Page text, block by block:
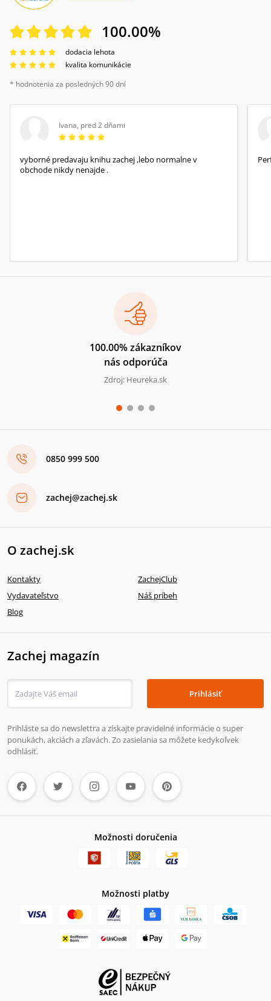
100.00%
dodacia lehota
kvalita komunikácie
* hodnotenia za posledných 90 dní
Ivana, pred 2 dňami
vyborné predavaju knihu zachej ,lebo normalne v
obchode nikdy nenajde .
100.00% zákazníkov
nás odporúča
Zdroj: Heureka.sk
0850 999 500
zachej@zachej.sk
O zachej.sk
Kontakty
ZachejClub
Vydavateľstvo
Náš príbeh
Blog
Zachej magazín
Prihlásiť
Prihláste sa do newslettra a získajte pravidelné informácie o super
ponukách, akciách a zľavách. Zo zasielania sa môžete kedykoľvek
odhlásiť.
Možnosti doručenia
Možnosti platby